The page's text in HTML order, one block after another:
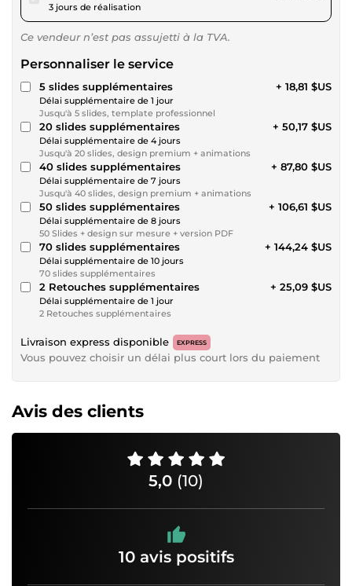
3 jours de réalisation
Ce vendeur n’est pas assujetti à la TVA.
Personnaliser le service
5 slides supplémentaires
Délai supplémentaire de 1 jour
Jusqu'à 5 slides, template professionnel
+ 18,81 $US
20 slides supplémentaires
Délai supplémentaire de 4 jours
Jusqu'à 20 slides, design premium + animations
+ 50,17 $US
40 slides supplémentaires
Délai supplémentaire de 7 jours
Jusqu'à 40 slides, design premium + animations
+ 87,80 $US
50 slides supplémentaires
Délai supplémentaire de 8 jours
50 Slides + design sur mesure + version PDF
+ 106,61 $US
70 slides supplémentaires
Délai supplémentaire de 10 jours
70 slides supplémentaires
+ 144,24 $US
2 Retouches supplémentaires
Délai supplémentaire de 1 jour
2 Retouches supplémentaires
+ 25,09 $US
Livraison express disponible EXPRESS
Vous pouvez choisir un délai plus court lors du paiement
Avis des clients
5,0 (10)
10 avis positifs